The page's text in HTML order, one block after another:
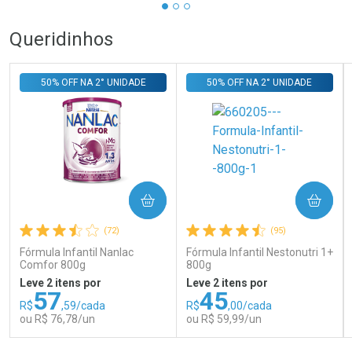
Queridinhos
(72)
Fórmula Infantil Nanlac
Comfor 800g
50% OFF NA 2° UNIDADE
Leve 2 itens por
R$57,59/cada
ou R$ 76,78/un
COMPRAR
(95)
Fórmula Infantil Nestonutri 1+
800g
50% OFF NA 2° UNIDADE
Leve 2 itens por
R$45,00/cada
ou R$ 59,99/un
COMPRAR